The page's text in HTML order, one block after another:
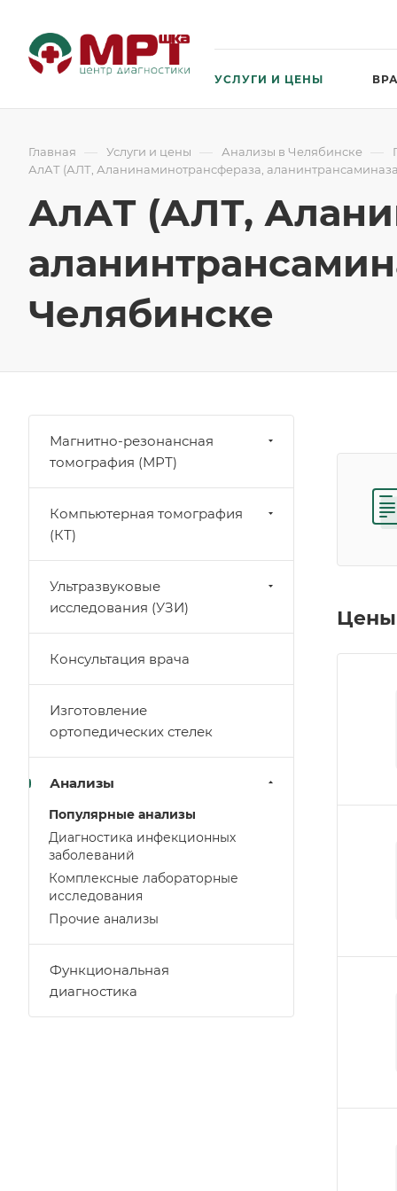
УСЛУГИ И ЦЕНЫ
Главная — Услуги и цены — Анализы в Челябинске —
АлАТ (АЛТ, Аланинаминотрансфераза,
АлАТ (АЛТ,
Челябинске
Цены
Магнитно-резонансная
томография (МРТ)
Компьютерная томография
(КТ)
Ультразвуковые
исследования (УЗИ)
Консультация врача
Изготовление
ортопедических стелек
Анализы
Популярные анализы
Диагностика инфекционных
заболеваний
Комплексные лабораторные
исследования
Прочие анализы
Функциональная
диагностика